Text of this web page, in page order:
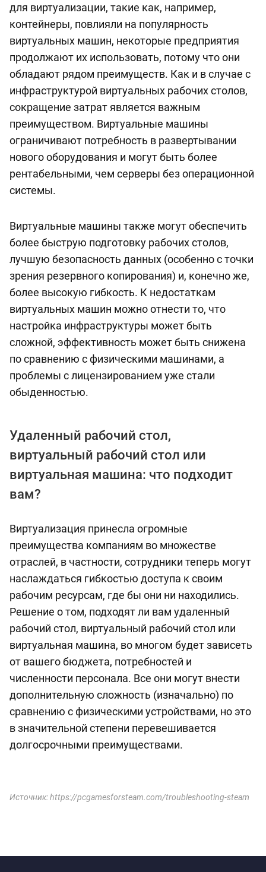
для виртуализации, такие как, например,
контейнеры, повлияли на популярность
виртуальных машин, некоторые предприятия
продолжают их использовать, потому что они
обладают рядом преимуществ. Как и в случае с
инфраструктурой виртуальных рабочих столов,
сокращение затрат является важным
преимуществом. Виртуальные машины
ограничивают потребность в развертывании
нового оборудования и могут быть более
рентабельными, чем серверы без операционной
системы.
Виртуальные машины также могут обеспечить
более быструю подготовку рабочих столов,
лучшую безопасность данных (особенно с точки
зрения резервного копирования) и, конечно же,
более высокую гибкость. К недостаткам
виртуальных машин можно отнести то, что
настройка инфраструктуры может быть
сложной, эффективность может быть снижена
по сравнению с физическими машинами, а
проблемы с лицензированием уже стали
обыденностью.
Удаленный рабочий стол,
виртуальный рабочий стол или
виртуальная машина: что подходит
вам?
Виртуализация принесла огромные
преимущества компаниям во множестве
отраслей, в частности, сотрудники теперь могут
наслаждаться гибкостью доступа к своим
рабочим ресурсам, где бы они ни находились.
Решение о том, подходят ли вам удаленный
рабочий стол, виртуальный рабочий стол или
виртуальная машина, во многом будет зависеть
от вашего бюджета, потребностей и
численности персонала. Все они могут внести
дополнительную сложность (изначально) по
сравнению с физическими устройствами, но это
в значительной степени перевешивается
долгосрочными преимуществами.
Источник: https://pcgamesforsteam.com/troubleshooting-steam